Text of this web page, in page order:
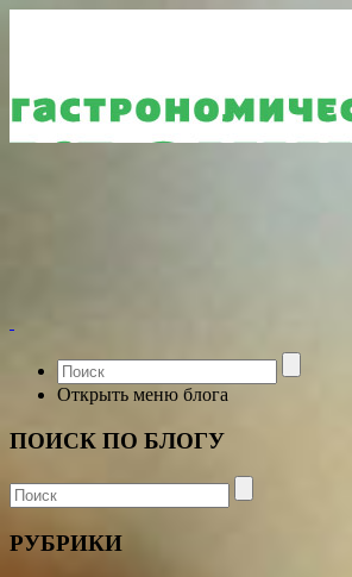
Открыть меню блога
ПОИСК ПО БЛОГУ
РУБРИКИ